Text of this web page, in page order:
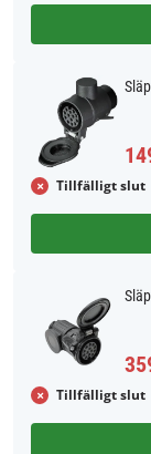
Tillfälligt slut
Tillfälligt slut